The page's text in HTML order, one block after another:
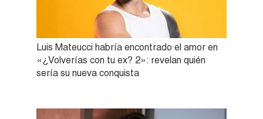
Luis Mateucci habría encontrado el amor en
«¿Volverías con tu ex? 2»: revelan quién
sería su nueva conquista